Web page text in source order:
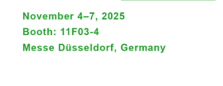
Резинового Поролона |
Nam Liong